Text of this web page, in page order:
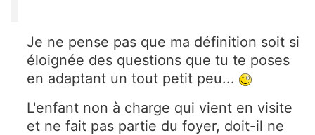
Je ne pense pas que ma définition soit si
éloignée des questions que tu te poses
en adaptant un tout petit peu...
L'enfant non à charge qui vient en visite
et ne fait pas partie du foyer, doit-il ne